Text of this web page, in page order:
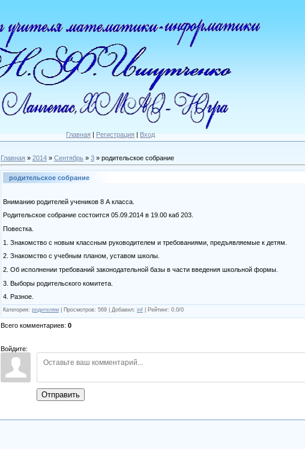
Главная | Регистрация | Вход
Главная » 2014 » Сентябрь » 3 » родительское собрание
родительское собрание
Вниманию родителей учеников 8 А класса.
Родительское собрание состоится 05.09.2014 в 19.00 каб 203.
Повестка.
1. Знакомство с новым классным руководителем и требованиями, предъявляемые к детям.
2. Знакомство с учебным планом, уставом школы.
2. Об исполнении требований законодательной базы в части введения школьной формы.
3. Выборы родительского комитета.
4. Разное.
Категория: родителям Просмотров: 569 | Добавил: inf Рейтинг: 0.0/0
Всего комментариев: 0
Войдите:
Отправить